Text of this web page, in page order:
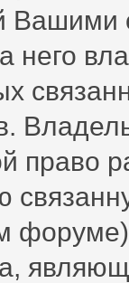
него
право